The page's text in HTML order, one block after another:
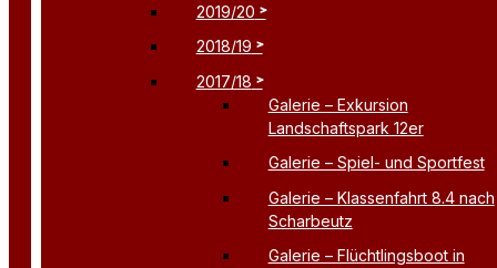
2019/20
2018/19
2017/18
Galerie – Exkursion
Landschaftspark 12er
Galerie – Spiel- und Sportfest
Galerie – Klassenfahrt 8.4 nach
Scharbeutz
Galerie – Flüchtlingsboot in